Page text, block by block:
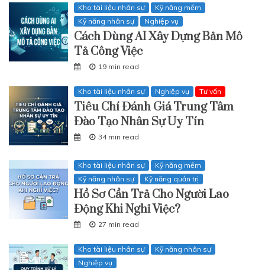
Kho tài liệu nhân sự
Kỹ năng mềm
Kỹ năng nhân sự
Nghiệp vụ
Cách Dùng AI Xây Dựng Bản Mô
Tả Công Việc
19 min read
Kho tài liệu nhân sự Nghiệp vụ Tư vấn
Tiêu Chí Đánh Giá Trung Tâm
Đào Tạo Nhân Sự Uy Tín
34 min read
Kho tài liệu nhân sự
Kỹ năng mềm
Kỹ năng nhân sự
Kỹ năng quản trị
Hồ Sơ Cần Trả Cho Người Lao
Động Khi Nghỉ Việc?
27 min read
Kho tài liệu nhân sự
Kỹ năng nhân sự
Nghiệp vụ